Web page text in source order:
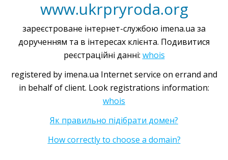
www.ukrpryroda.org
зареєстроване інтернет-службою imena.ua за
дорученням та в інтересах клієнта. Подивитися
реєстраційні данні: whois
registered by imena.ua Internet service on errand and
in behalf of client. Look registrations information:
whois
Як правильно підібрати домен?
How correctly to choose a domain?